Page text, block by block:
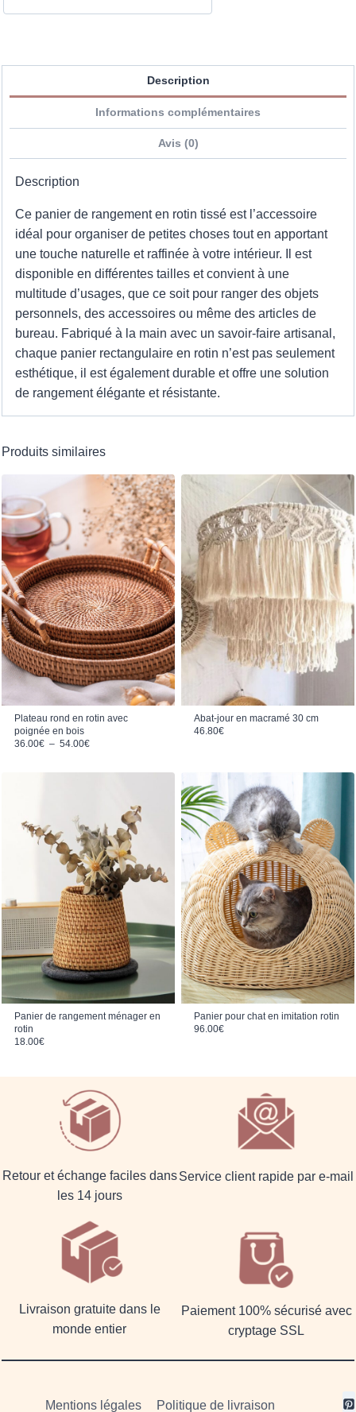
Description
Informations complémentaires
Avis (0)
Description
Ce panier de rangement en rotin tissé est l’accessoire
idéal pour organiser de petites choses tout en apportant
une touche naturelle et raffinée à votre intérieur. Il est
disponible en différentes tailles et convient à une
multitude d’usages, que ce soit pour ranger des objets
personnels, des accessoires ou même des articles de
bureau. Fabriqué à la main avec un savoir-faire artisanal,
chaque panier rectangulaire en rotin n’est pas seulement
esthétique, il est également durable et offre une solution
de rangement élégante et résistante.
Produits similaires
Plateau rond en rotin avec
poignée en bois
36.00€ – 54.00€Plage de prix : 36.00€ à 54.00€
Abat-jour en macramé 30 cm
46.80€
Panier de rangement ménager en
rotin
18.00€
Panier pour chat en imitation rotin
96.00€
Retour et échange faciles dans
les 14 jours
Service client rapide par e-mail
Livraison gratuite dans le
monde entier
Paiement 100% sécurisé avec
cryptage SSL
Mentions légales Politique de livraison